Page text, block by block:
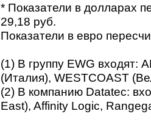
* Показатели в долларах
29,18 руб.
Показатели в евро
(1) В группу EWG входят:
(Италия), WESTCOAST
(2) В компанию Datatec:
East), Affinity Logic,